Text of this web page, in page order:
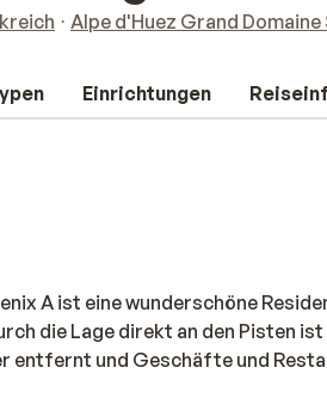
Alpe d'Huez Grand Domaine
Einrichtungen
A ist eine wunderschöne
die Lage direkt an den Pisten
entfernt und Geschäfte und
Phoenix ist ein schönes